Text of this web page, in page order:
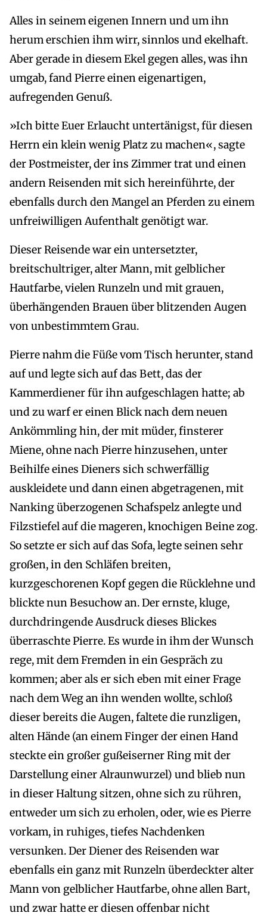
Alles in seinem eigenen Innern und um ihn
herum erschien ihm wirr, sinnlos und ekelhaft.
Aber gerade in diesem Ekel gegen alles, was ihn
umgab, fand Pierre einen eigenartigen,
aufregenden Genuß.
»Ich bitte Euer Erlaucht untertänigst, für diesen
Herrn ein klein wenig Platz zu machen«, sagte
der Postmeister, der ins Zimmer trat und einen
andern Reisenden mit sich hereinführte, der
ebenfalls durch den Mangel an Pferden zu einem
unfreiwilligen Aufenthalt genötigt war.
Dieser Reisende war ein untersetzter,
breitschultriger, alter Mann, mit gelblicher
Hautfarbe, vielen Runzeln und mit grauen,
überhängenden Brauen über blitzenden Augen
von unbestimmtem Grau.
Pierre nahm die Füße vom Tisch herunter, stand
auf und legte sich auf das Bett, das der
Kammerdiener für ihn aufgeschlagen hatte; ab
und zu warf er einen Blick nach dem neuen
Ankömmling hin, der mit müder, finsterer
Miene, ohne nach Pierre hinzusehen, unter
Beihilfe eines Dieners sich schwerfällig
auskleidete und dann einen abgetragenen, mit
Nanking überzogenen Schafspelz anlegte und
Filzstiefel auf die mageren, knochigen Beine zog.
So setzte er sich auf das Sofa, legte seinen sehr
großen, in den Schläfen breiten,
kurzgeschorenen Kopf gegen die Rücklehne und
blickte nun Besuchow an. Der ernste, kluge,
durchdringende Ausdruck dieses Blickes
überraschte Pierre. Es wurde in ihm der Wunsch
rege, mit dem Fremden in ein Gespräch zu
kommen; aber als er sich eben mit einer Frage
nach dem Weg an ihn wenden wollte, schloß
dieser bereits die Augen, faltete die runzligen,
alten Hände (an einem Finger der einen Hand
steckte ein großer gußeiserner Ring mit der
Darstellung einer Alraunwurzel) und blieb nun
in dieser Haltung sitzen, ohne sich zu rühren,
entweder um sich zu erholen, oder, wie es Pierre
vorkam, in ruhiges, tiefes Nachdenken
versunken. Der Diener des Reisenden war
ebenfalls ein ganz mit Runzeln überdeckter alter
Mann von gelblicher Hautfarbe, ohne allen Bart,
und zwar hatte er diesen offenbar nicht